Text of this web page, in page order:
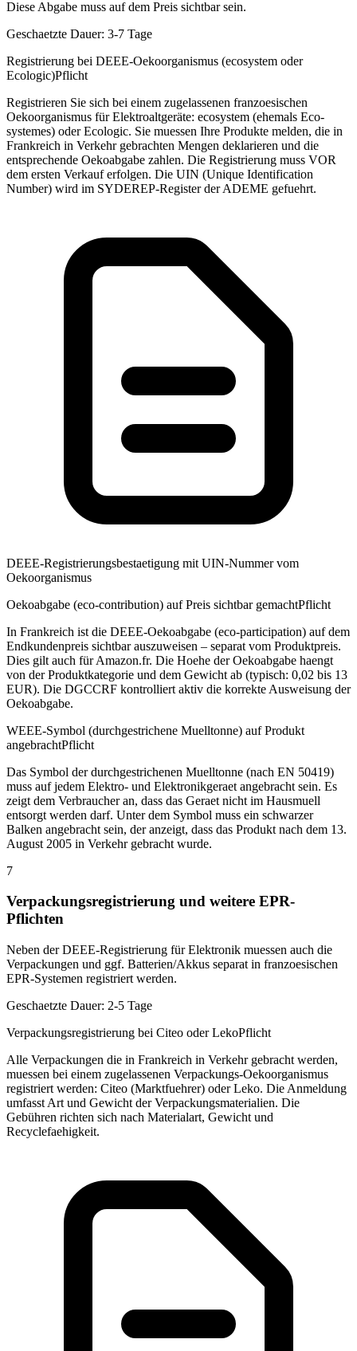
Diese Abgabe muss auf dem Preis sichtbar sein.
Geschaetzte Dauer: 3-7 Tage
Registrierung bei DEEE-Oekoorganismus (ecosystem oder
Ecologic)Pflicht
Registrieren Sie sich bei einem zugelassenen franzoesischen
Oekoorganismus für Elektroaltgeräte: ecosystem (ehemals Eco-
systemes) oder Ecologic. Sie muessen Ihre Produkte melden, die in
Frankreich in Verkehr gebrachten Mengen deklarieren und die
entsprechende Oekoabgabe zahlen. Die Registrierung muss VOR
dem ersten Verkauf erfolgen. Die UIN (Unique Identification
Number) wird im SYDEREP-Register der ADEME gefuehrt.
DEEE-Registrierungsbestaetigung mit UIN-Nummer vom
Oekoorganismus
Oekoabgabe (eco-contribution) auf Preis sichtbar gemachtPflicht
In Frankreich ist die DEEE-Oekoabgabe (eco-participation) auf dem
Endkundenpreis sichtbar auszuweisen – separat vom Produktpreis.
Dies gilt auch für Amazon.fr. Die Hoehe der Oekoabgabe haengt
von der Produktkategorie und dem Gewicht ab (typisch: 0,02 bis 13
EUR). Die DGCCRF kontrolliert aktiv die korrekte Ausweisung der
Oekoabgabe.
WEEE-Symbol (durchgestrichene Muelltonne) auf Produkt
angebrachtPflicht
Das Symbol der durchgestrichenen Muelltonne (nach EN 50419)
muss auf jedem Elektro- und Elektronikgeraet angebracht sein. Es
zeigt dem Verbraucher an, dass das Geraet nicht im Hausmuell
entsorgt werden darf. Unter dem Symbol muss ein schwarzer
Balken angebracht sein, der anzeigt, dass das Produkt nach dem 13.
August 2005 in Verkehr gebracht wurde.
7
Verpackungsregistrierung und weitere EPR-
Pflichten
Neben der DEEE-Registrierung für Elektronik muessen auch die
Verpackungen und ggf. Batterien/Akkus separat in franzoesischen
EPR-Systemen registriert werden.
Geschaetzte Dauer: 2-5 Tage
Verpackungsregistrierung bei Citeo oder LekoPflicht
Alle Verpackungen die in Frankreich in Verkehr gebracht werden,
muessen bei einem zugelassenen Verpackungs-Oekoorganismus
registriert werden: Citeo (Marktfuehrer) oder Leko. Die Anmeldung
umfasst Art und Gewicht der Verpackungsmaterialien. Die
Gebühren richten sich nach Materialart, Gewicht und
Recyclefaehigkeit.